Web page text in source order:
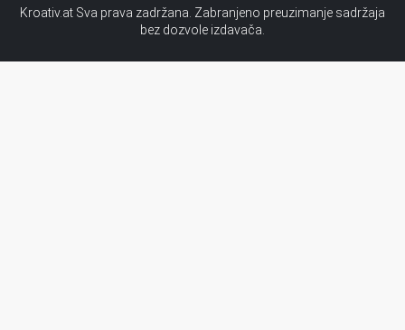
Kroativ.at Sva prava zadržana. Zabranjeno preuzimanje sadržaja
bez dozvole izdavača.